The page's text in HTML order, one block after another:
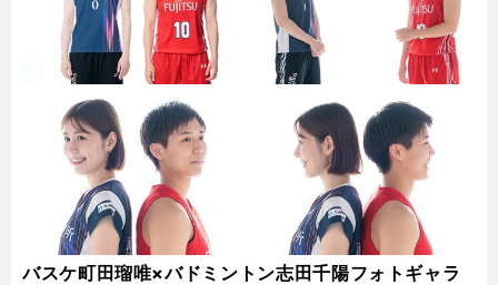
バスケ町田瑠唯×バドミントン志田千陽フォトギャラ